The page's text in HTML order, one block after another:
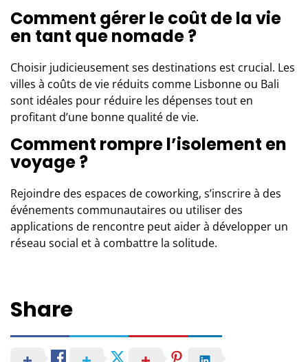
Comment gérer le coût de la vie
en tant que nomade ?
Choisir judicieusement ses destinations est crucial. Les
villes à coûts de vie réduits comme Lisbonne ou Bali
sont idéales pour réduire les dépenses tout en
profitant d’une bonne qualité de vie.
Comment rompre l’isolement en
voyage ?
Rejoindre des espaces de coworking, s’inscrire à des
événements communautaires ou utiliser des
applications de rencontre peut aider à développer un
réseau social et à combattre la solitude.
Share